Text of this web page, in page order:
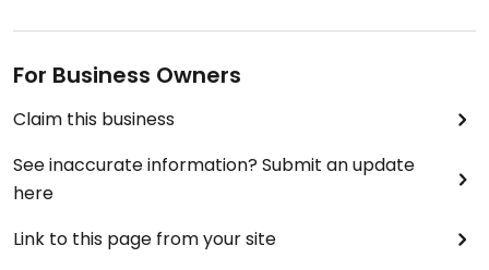
For Business Owners
Claim this business
See inaccurate information? Submit an update
here
Link to this page from your site